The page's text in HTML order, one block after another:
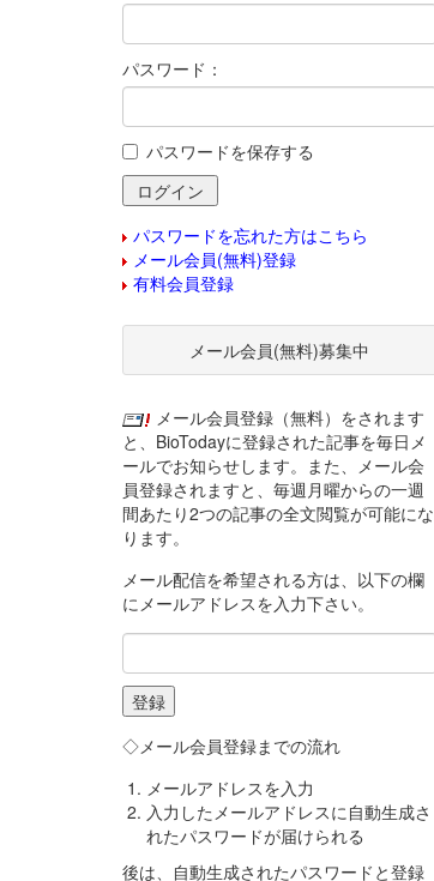
パスワード：
パスワードを保存する
パスワードを忘れた方はこちら
メール会員(無料)登録
有料会員登録
メール会員(無料)募集中
メール会員登録（無料）をされます
と、BioTodayに登録された記事を毎日メ
ールでお知らせします。また、メール会
員登録されますと、毎週月曜からの一週
間あたり2つの記事の全文閲覧が可能にな
ります。
メール配信を希望される方は、以下の欄
にメールアドレスを入力下さい。
◇メール会員登録までの流れ
メールアドレスを入力
入力したメールアドレスに自動生成さ
れたパスワードが届けられる
後は、自動生成されたパスワードと登録